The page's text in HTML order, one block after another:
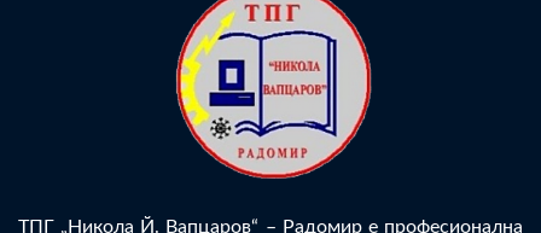
ТПГ „Никола Й. Вапцаров“ – Радомир е професионална